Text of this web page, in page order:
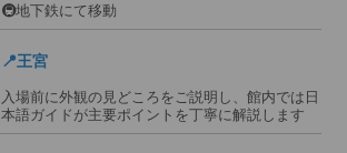
🚇地下鉄にて移動
📍王宮
入場前に外観の見どころをご説明し、館内では日
本語ガイドが主要ポイントを丁寧に解説します